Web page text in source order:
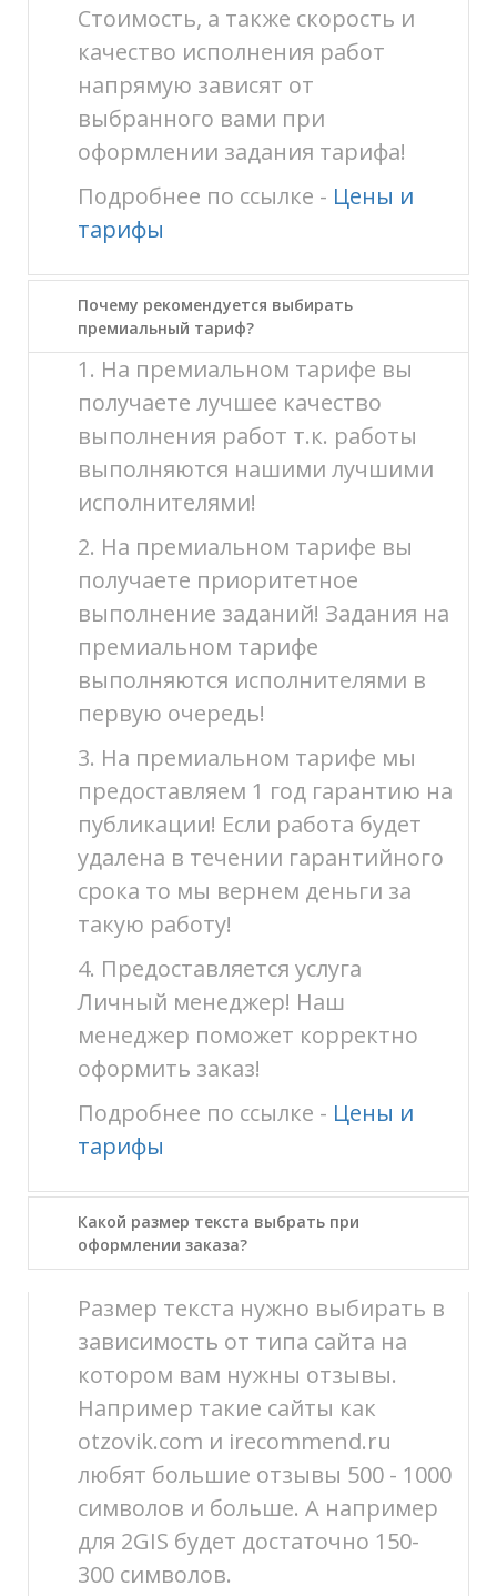
Стоимость, а также скорость и
качество исполнения работ
напрямую зависят от
выбранного вами при
оформлении задания тарифа!
Подробнее по ссылке - Цены и
тарифы
Почему рекомендуется выбирать
премиальный тариф?
1. На премиальном тарифе вы
получаете лучшее качество
выполнения работ т.к. работы
выполняются нашими лучшими
исполнителями!
2. На премиальном тарифе вы
получаете приоритетное
выполнение заданий! Задания на
премиальном тарифе
выполняются исполнителями в
первую очередь!
3. На премиальном тарифе мы
предоставляем 1 год гарантию на
публикации! Если работа будет
удалена в течении гарантийного
срока то мы вернем деньги за
такую работу!
4. Предоставляется услуга
Личный менеджер! Наш
менеджер поможет корректно
оформить заказ!
Подробнее по ссылке - Цены и
тарифы
Какой размер текста выбрать при
оформлении заказа?
Размер текста нужно выбирать в
зависимость от типа сайта на
котором вам нужны отзывы.
Например такие сайты как
otzovik.com и irecommend.ru
любят большие отзывы 500 - 1000
символов и больше. А например
для 2GIS будет достаточно 150-
300 символов.